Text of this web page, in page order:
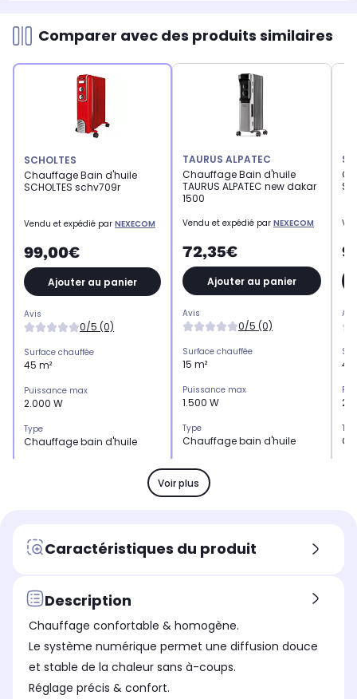
Comparer avec des produits similaires
SCHOLTES
Chauffage Bain d'huile
SCHOLTES schv709r
Vendu et expédié par NEXECOM
99,00€
Ajouter au panier
Avis
0/5 (0)
Surface chauffée
45 m²
Puissance max
2.000 W
Type
Chauffage bain d'huile
TAURUS ALPATEC
Chauffage Bain d'huile
TAURUS ALPATEC new dakar
1500
Vendu et expédié par NEXECOM
72,35€
Ajouter au panier
Avis
0/5 (0)
Surface chauffée
15 m²
Puissance max
1.500 W
Type
Chauffage bain d'huile
Dimensions l x h x p
42.5 x 55 x 16 cm
45
Voir plus
Caractéristiques du produit
Description
Chauffage confortable & homogène.
Le système numérique permet une diffusion douce
et stable de la chaleur sans à-coups.
Réglage précis & confort.